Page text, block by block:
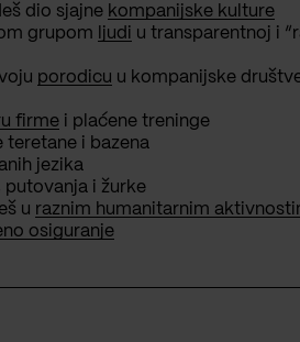
dio sjajne kompanijske kulture
grupom
ljudi u transparentnoj i
porodicu u kompanijske
firme i plaćene treninge
teretane i bazena
jezika
putovanja i žurke
u raznim humanitarnim
osiguranje